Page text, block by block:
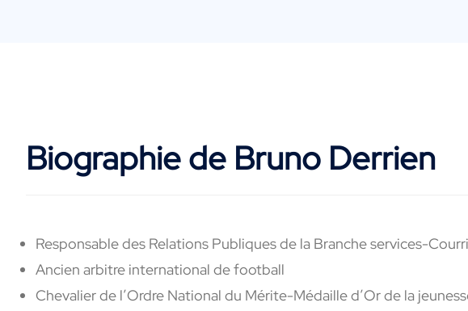
Biographie de Bruno Derrien
Responsable des Relations Publiques de la Branche services-
Ancien arbitre international de football
Chevalier de l’Ordre National du Mérite-Médaille d’Or de la